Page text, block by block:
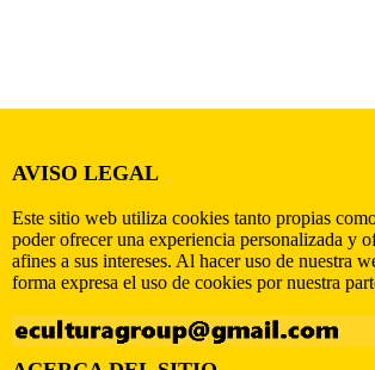
AVISO LEGAL
Este sitio web utiliza cookies tanto propias
poder ofrecer una experiencia personalizada y
afines a sus intereses. Al hacer uso de nuestra
forma expresa el uso de cookies por nuestra